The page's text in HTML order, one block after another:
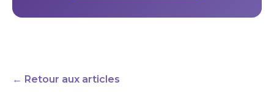
← Retour aux articles